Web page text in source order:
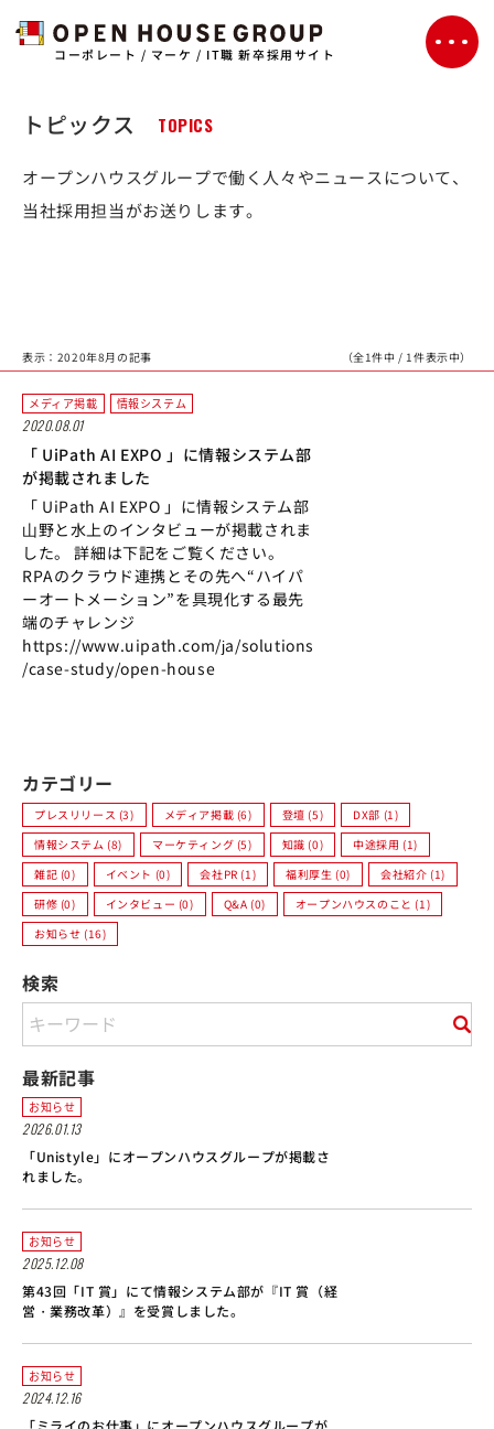
コーポレート / マーケ / IT職 新卒採用サイト
トピックス TOPICS
オープンハウスグループで働く人々やニュースについて、
当社採用担当がお送りします。
表示：2020年8月の記事 （全1件中 / 1件表示中）
メディア掲載 情報システム
2020.08.01
「 UiPath AI EXPO 」に情報システム部
が掲載されました
「 UiPath AI EXPO 」に情報システム部
⼭野と水上のインタビューが掲載されま
した。 詳細は下記をご覧ください。
RPAのクラウド連携とその先へ“ハイパ
ーオートメーション”を具現化する最先
端のチャレンジ
https://www.uipath.com/ja/solutions
/case-study/open-house
カテゴリー
プレスリリース (3) メディア掲載 (6) 登壇 (5)
DX部 (1)
情報システム (8)
マーケティング (5) 知識 (0)
中途採用 (1)
雑記 (0)
イベント (0) 会社PR (1) 福利厚生 (0)
会社紹介 (1)
研修 (0)
インタビュー (0) Q&A (0)
オープンハウスのこと (1)
お知らせ (16)
検索
最新記事
お知らせ
2026.01.13
「Unistyle」にオープンハウスグループが掲載さ
れました。
お知らせ
2025.12.08
第43回「IT 賞」にて情報システム部が『IT 賞（経
営・業務改革）』を受賞しました。
お知らせ
2024.12.16
「ミライのお仕事」にオープンハウスグループが